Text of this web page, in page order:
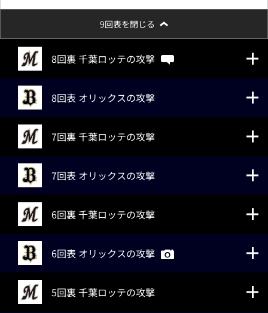
9回表を閉じる
8回裏 千葉ロッテの攻撃
8回表 オリックスの攻撃
7回裏 千葉ロッテの攻撃
7回表 オリックスの攻撃
6回裏 千葉ロッテの攻撃
6回表 オリックスの攻撃
5回裏 千葉ロッテの攻撃